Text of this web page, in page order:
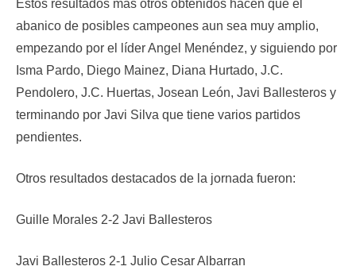
Estos resultados mas otros obtenidos hacen que el
abanico de posibles campeones aun sea muy amplio,
empezando por el líder Angel Menéndez, y siguiendo por
Isma Pardo, Diego Mainez, Diana Hurtado, J.C.
Pendolero, J.C. Huertas, Josean León, Javi Ballesteros y
terminando por Javi Silva que tiene varios partidos
pendientes.
Otros resultados destacados de la jornada fueron:
Guille Morales 2-2 Javi Ballesteros
Javi Ballesteros 2-1 Julio Cesar Albarran